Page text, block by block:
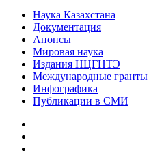
Наука Казахстана
Документация
Анонсы
Мировая наука
Издания НЦГНТЭ
Международные гранты
Инфографика
Публикации в СМИ